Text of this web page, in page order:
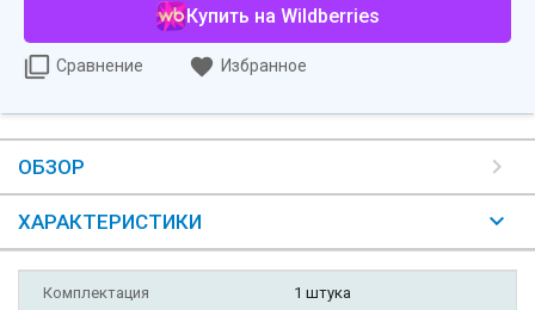
Купить на Wildberries
Сравнение Избранное
ОБЗОР
ХАРАКТЕРИСТИКИ
Комплектация 1 штука